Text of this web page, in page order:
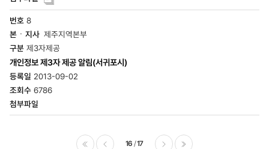
8
제주지역본부
제3자제공
개인정보 제3자 제공 알림(서귀포시)
2013-09-02
6786
16 17